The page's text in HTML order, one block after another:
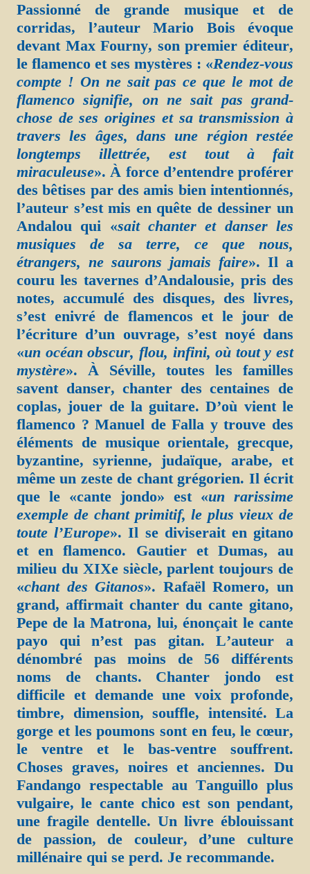
Passionné de grande musique et de
corridas, l’auteur Mario Bois évoque
devant Max Fourny, son premier éditeur,
le flamenco et ses mystères : «Rendez-vous
compte ! On ne sait pas ce que le mot de
flamenco signifie, on ne sait pas grand-
chose de ses origines et sa transmission à
travers les âges, dans une région restée
longtemps illettrée, est tout à fait
miraculeuse». À force d’entendre proférer
des bêtises par des amis bien intentionnés,
l’auteur s’est mis en quête de dessiner un
Andalou qui «sait chanter et danser les
musiques de sa terre, ce que nous,
étrangers, ne saurons jamais faire». Il a
couru les tavernes d’Andalousie, pris des
notes, accumulé des disques, des livres,
s’est enivré de flamencos et le jour de
l’écriture d’un ouvrage, s’est noyé dans
«un océan obscur, flou, infini, où tout y est
mystère». À Séville, toutes les familles
savent danser, chanter des centaines de
coplas, jouer de la guitare. D’où vient le
flamenco ? Manuel de Falla y trouve des
éléments de musique orientale, grecque,
byzantine, syrienne, judaïque, arabe, et
même un zeste de chant grégorien. Il écrit
que le «cante jondo» est «un rarissime
exemple de chant primitif, le plus vieux de
toute l’Europe». Il se diviserait en gitano
et en flamenco. Gautier et Dumas, au
milieu du XIXe siècle, parlent toujours de
«chant des Gitanos». Rafaël Romero, un
grand, affirmait chanter du cante gitano,
Pepe de la Matrona, lui, énonçait le cante
payo qui n’est pas gitan. L’auteur a
dénombré pas moins de 56 différents
noms de chants. Chanter jondo est
difficile et demande une voix profonde,
timbre, dimension, souffle, intensité. La
gorge et les poumons sont en feu, le cœur,
le ventre et le bas-ventre souffrent.
Choses graves, noires et anciennes. Du
Fandango respectable au Tanguillo plus
vulgaire, le cante chico est son pendant,
une fragile dentelle. Un livre éblouissant
de passion, de couleur, d’une culture
millénaire qui se perd. Je recommande.